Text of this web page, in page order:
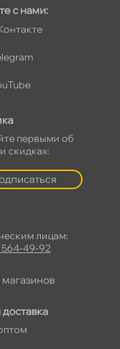
доставка
с нами:
первыми о
скидках:
лицам:
564-49-92
магазино